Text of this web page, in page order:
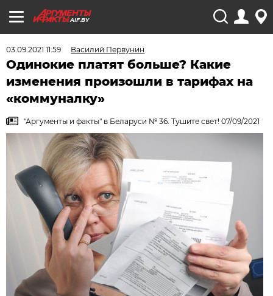
AIF.BY
03.09.2021 11:59 Василий Первунин
Одинокие платят больше? Какие
изменения произошли в тарифах на
«коммуналку»
"Аргументы и факты" в Беларуси № 36. Тушите свет! 07/09/2021